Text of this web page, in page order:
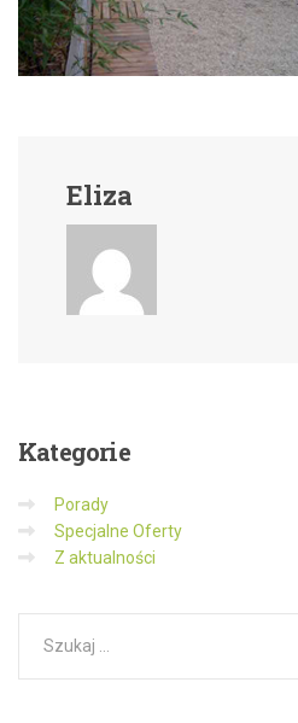
Eliza
Kategorie
Porady
Specjalne Oferty
Z aktualności